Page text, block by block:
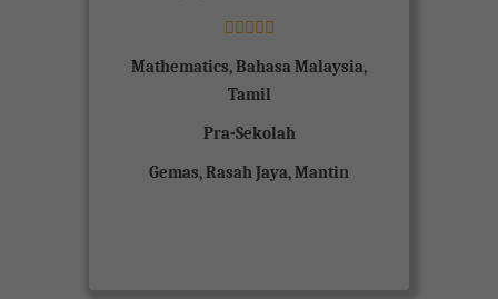
Mathematics, Bahasa Malaysia,
Tamil
Pra-Sekolah
Gemas, Rasah Jaya, Mantin